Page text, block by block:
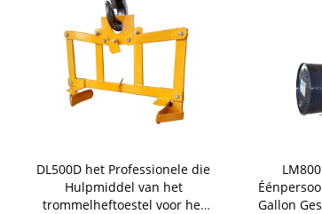
DL500D het Professionele die
Hulpmiddel van het
trommelheftoestel voor het
Gallon